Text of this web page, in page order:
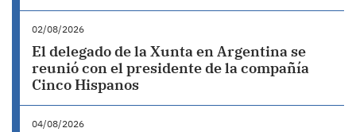
02/08/2026
El delegado de la Xunta en Argentina se
reunió con el presidente de la compañía
Cinco Hispanos
04/08/2026